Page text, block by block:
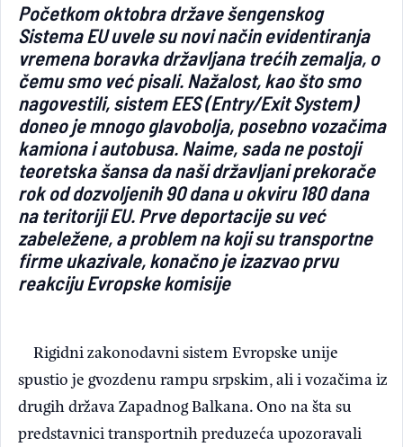
Light/Dark mode
Početkom oktobra države šengenskog
Sistema EU uvele su novi način evidentiranja
vremena boravka državljana trećih zemalja, o
čemu smo već pisali. Nažalost, kao što smo
nagovestili, sistem EES (Entry/Exit System)
doneo je mnogo glavobolja, posebno vozačima
kamiona i autobusa. Naime, sada ne postoji
teoretska šansa da naši državljani prekorače
rok od dozvoljenih 90 dana u okviru 180 dana
na teritoriji EU. Prve deportacije su već
zabeležene, a problem na koji su transportne
firme ukazivale, konačno je izazvao prvu
reakciju Evropske komisije
Rigidni zakonodavni sistem Evropske unije
spustio je gvozdenu rampu srpskim, ali i vozačima iz
drugih država Zapadnog Balkana. Ono na šta su
predstavnici transportnih preduzeća upozoravali